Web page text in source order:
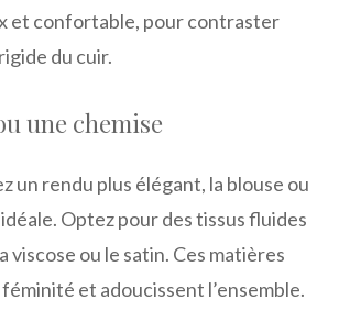
et confortable, pour contraster
du cuir.
une chemise
un rendu plus élégant, la blouse ou
Optez pour des tissus fluides
viscose ou le satin. Ces matières
et adoucissent l’ensemble.